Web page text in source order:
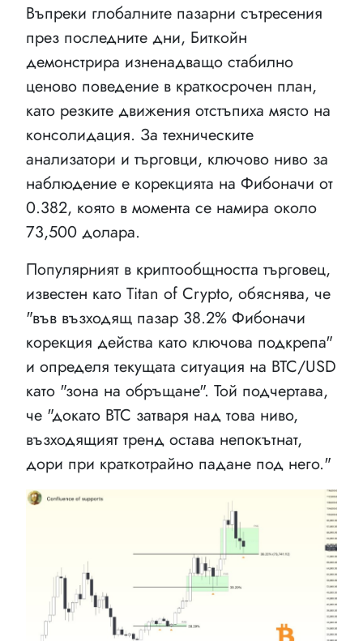
Въпреки глобалните пазарни сътресения
през последните дни, Биткойн
демонстрира изненадващо стабилно
ценово поведение в краткосрочен план,
като резките движения отстъпиха място на
консолидация. За техническите
анализатори и търговци, ключово ниво за
наблюдение е корекцията на Фибоначи от
0.382, която в момента се намира около
73,500 долара.
Популярният в криптообщността търговец,
известен като Titan of Crypto, обяснява, че
"във възходящ пазар 38.2% Фибоначи
корекция действа като ключова подкрепа"
и определя текущата ситуация на BTC/USD
като "зона на обръщане". Той подчертава,
че "докато BTC затваря над това ниво,
възходящият тренд остава непокътнат,
дори при краткотрайно падане под него."